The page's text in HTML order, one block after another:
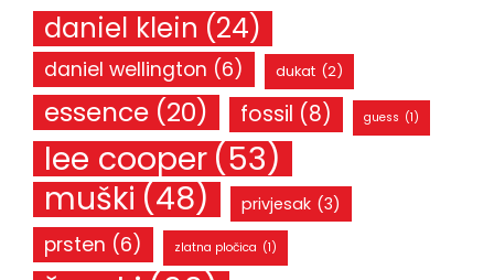
daniel klein (24)
daniel wellington (6) dukat (2)
essence (20) fossil (8) guess (1)
lee cooper (53)
muški (48) privjesak (3)
prsten (6) zlatna pločica (1)